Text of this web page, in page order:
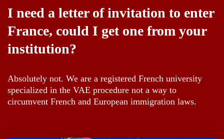
I need a letter of invitation to enter
France, could I get one from your
institution?
Absolutely not. We are a registered French university
specialized in the VAE procedure not a way to
circumvent French and European immigration laws.